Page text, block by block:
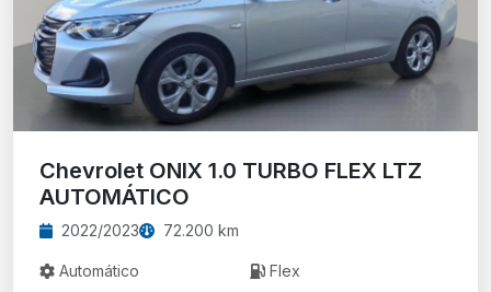
Chevrolet ONIX 1.0 TURBO FLEX LTZ
AUTOMÁTICO
2022/2023 72.200 km
Automático
Flex